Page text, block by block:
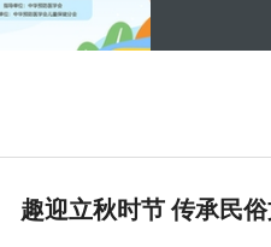
趣迎立秋时节 传承民